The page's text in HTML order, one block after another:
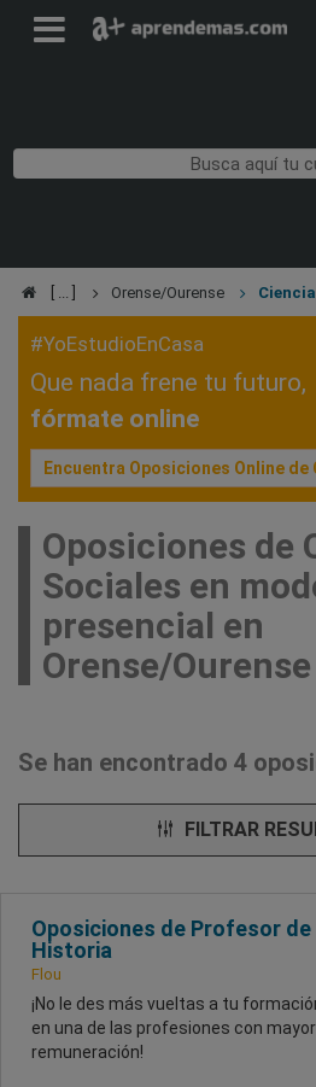
Orense/Ourense
#YoEstudioEnCasa
Que nada frene tu futuro,
fórmate online
Encuentra Oposiciones Online
Oposiciones de
Sociales en
presencial en
Orense/Ourense
Se han encontrado 4
FILTRAR
Oposiciones de Profesor
Historia
Flou
¡No le des más vueltas a tu
en una de las profesiones con
remuneración!